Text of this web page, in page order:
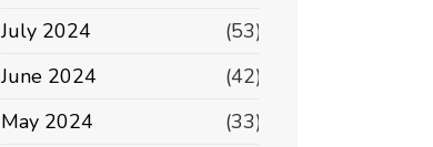
July 2024
(53)
June 2024
(42)
May 2024
(33)